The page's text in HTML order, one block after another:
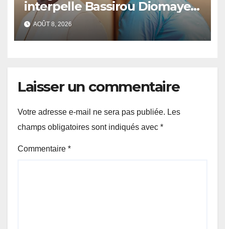
interpelle Bassirou Diomaye
Faye sur la date des élections
locales
AOÛT 8, 2026
Laisser un commentaire
Votre adresse e-mail ne sera pas publiée. Les
champs obligatoires sont indiqués avec *
Commentaire *